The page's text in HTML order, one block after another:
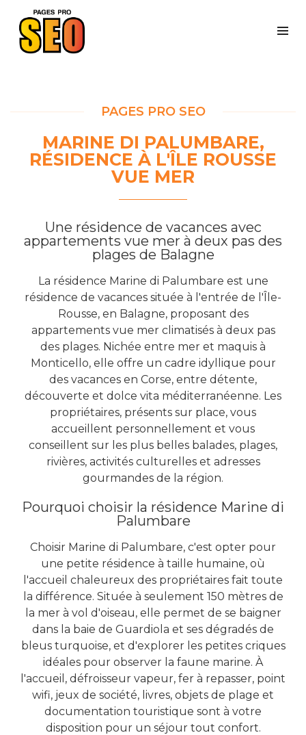
PAGES PRO SEO
MARINE DI PALUMBARE,
RÉSIDENCE À L'ÎLE ROUSSE
VUE MER
Une résidence de vacances avec
appartements vue mer à deux pas des
plages de Balagne
La résidence Marine di Palumbare est une
résidence de vacances située à l'entrée de l'Île-
Rousse, en Balagne, proposant des
appartements vue mer climatisés à deux pas
des plages. Nichée entre mer et maquis à
Monticello, elle offre un cadre idyllique pour
des vacances en Corse, entre détente,
découverte et dolce vita méditerranéenne. Les
propriétaires, présents sur place, vous
accueillent personnellement et vous
conseillent sur les plus belles balades, plages,
rivières, activités culturelles et adresses
gourmandes de la région.
Pourquoi choisir la résidence Marine di
Palumbare
Choisir Marine di Palumbare, c'est opter pour
une petite résidence à taille humaine, où
l'accueil chaleureux des propriétaires fait toute
la différence. Située à seulement 150 mètres de
la mer à vol d'oiseau, elle permet de se baigner
dans la baie de Guardiola et ses dégradés de
bleus turquoise, et d'explorer les petites criques
idéales pour observer la faune marine. À
l'accueil, défroisseur vapeur, fer à repasser, point
wifi, jeux de société, livres, objets de plage et
documentation touristique sont à votre
disposition pour un séjour tout confort.